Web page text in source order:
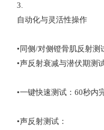
3.
自动化与灵活性操作
•同侧/对侧镫骨肌反射
•声反射衰减与潜伏期测
•一键快速测试：60秒内
•声反射测试：